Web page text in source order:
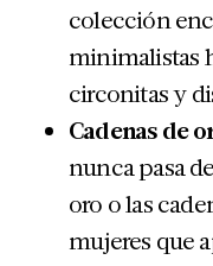
colección
minimalistas
circonitas y
Cadenas de
nunca pasa
oro o las
mujeres que